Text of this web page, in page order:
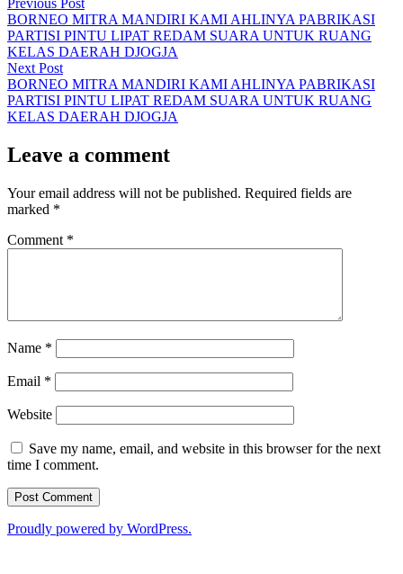
Post
navigation
Previous Post
post:
BORNEO MITRA MANDIRI KAMI AHLINYA PABRIKASI
PARTISI PINTU LIPAT REDAM SUARA UNTUK RUANG
KELAS DAERAH DJOGJA
Next PostNext
post:
BORNEO MITRA MANDIRI KAMI AHLINYA PABRIKASI
PARTISI PINTU LIPAT REDAM SUARA UNTUK RUANG
KELAS DAERAH DJOGJA
Leave a comment
Your email address will not be published. Required fields are
marked *
Comment *
Name *
Email *
Website
Save my name, email, and website in this browser for the next
time I comment.
Proudly powered by WordPress.